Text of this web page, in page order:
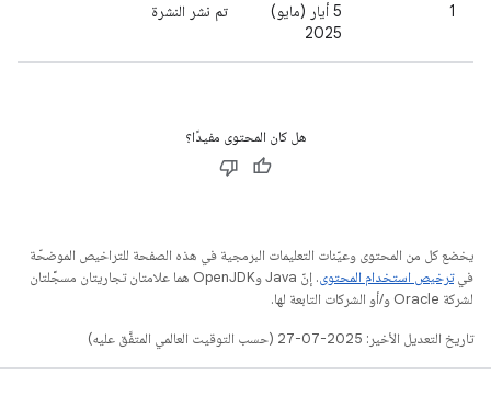
1
5 أيار (مايو)
2025
تم نشر النشرة
هل كان المحتوى مفيدًا؟
يخضع كل من المحتوى وعيّنات التعليمات البرمجية في هذه الصفحة للتراخيص الموضحّة
فيترخيص استخدام المحتوى
. إنّ Java وOpenJDK هما علامتان تجاريتان مسجَّلتان
لشركة Oracle و/أو الشركات التابعة لها.
تاريخ التعديل الأخير: 2025-07-27 (حسب التوقيت العالمي المتفَّق عليه)